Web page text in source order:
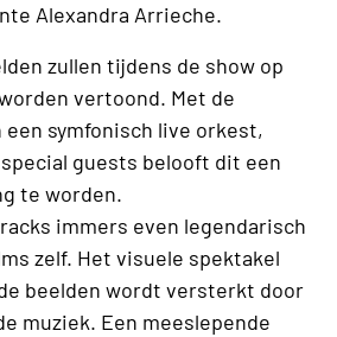
Alexandra Arrieche.
zullen tijdens de show op
vertoond. Met de
symfonisch live orkest,
guests belooft dit een
te worden.
immers even legendarisch
zelf. Het visuele spektakel
beelden wordt versterkt door
muziek. Een meeslepende